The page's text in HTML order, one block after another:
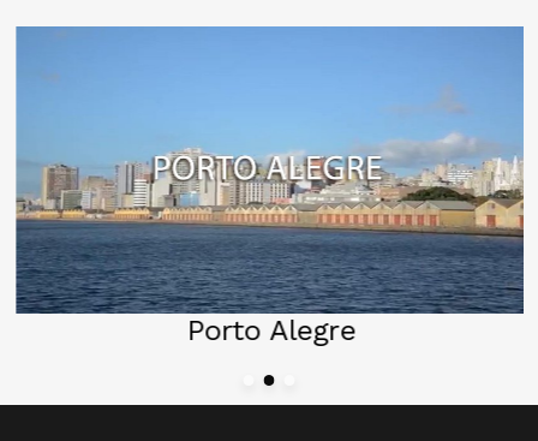
Porto Alegre